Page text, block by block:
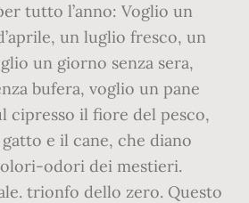
tutto l’anno: Voglio un
un luglio fresco, un
un giorno senza sera,
bufera, voglio un pane
cipresso il fiore del pesco,
e il cane, che diano
odori dei mestieri.
trionfo dello zero. Questo